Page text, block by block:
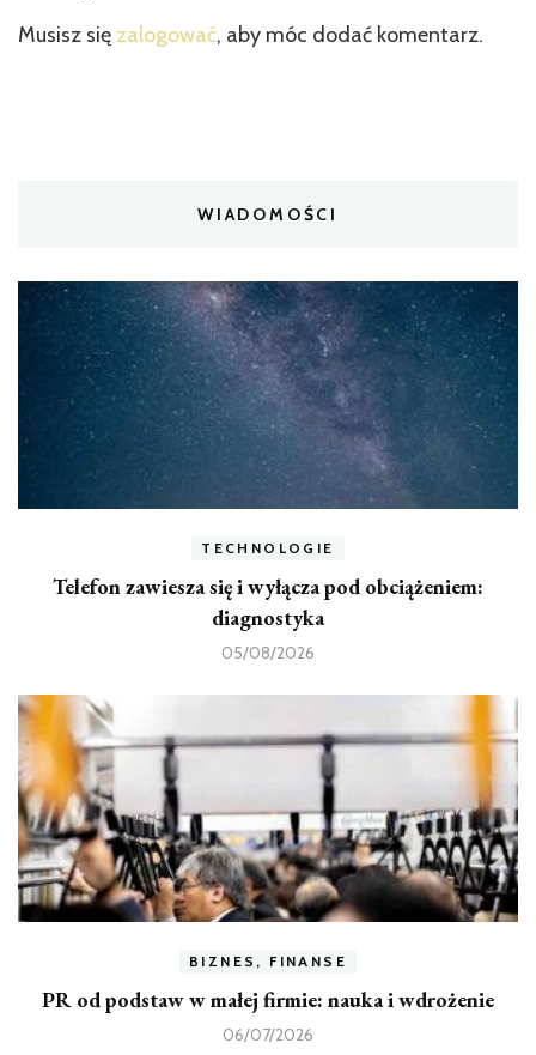
Musisz się zalogować, aby móc dodać komentarz.
WIADOMOŚCI
TECHNOLOGIE
Telefon zawiesza się i wyłącza pod obciążeniem:
diagnostyka
05/08/2026
BIZNES, FINANSE
PR od podstaw w małej firmie: nauka i wdrożenie
06/07/2026